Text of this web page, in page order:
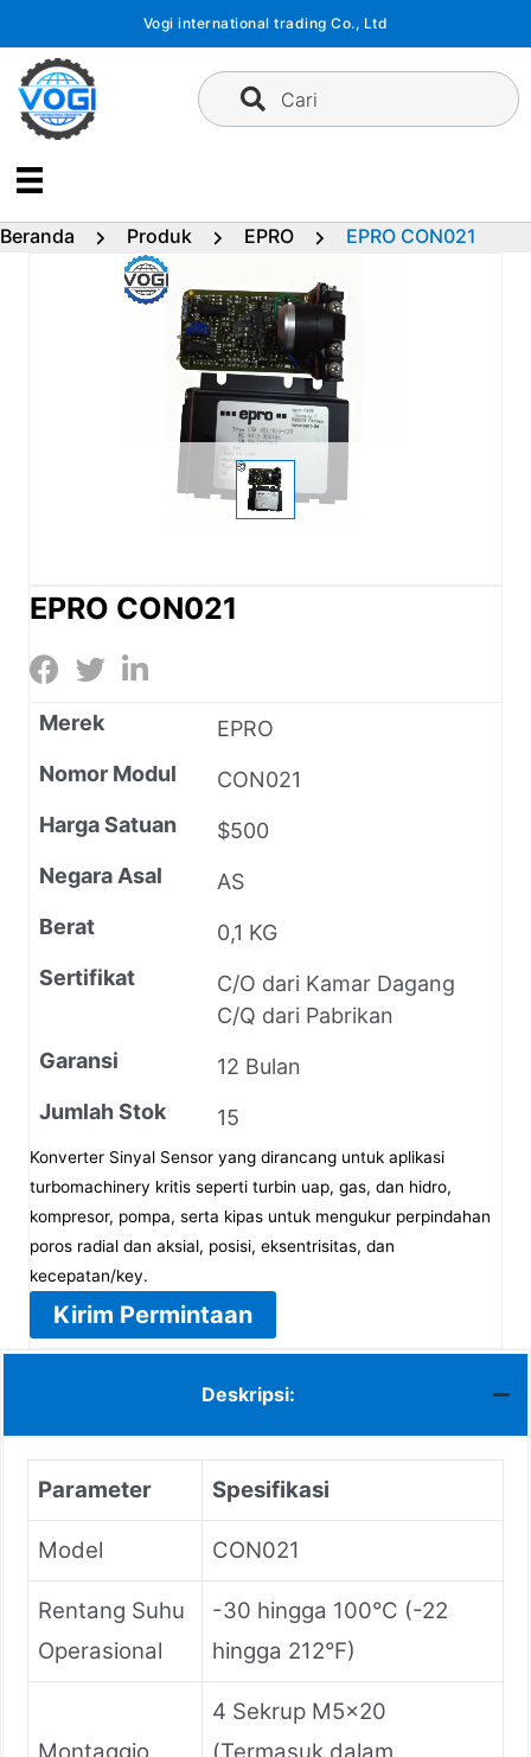
konten
Vogi international trading Co., Ltd
Cari
Beranda Produk EPRO EPRO CON021
EPRO CON021
Merek
EPRO
Nomor Modul
CON021
Harga Satuan
$500
Negara Asal
AS
Berat
0,1 KG
Sertifikat
C/O dari Kamar Dagang
C/Q dari Pabrikan
Garansi
12 Bulan
Jumlah Stok
15
Konverter Sinyal Sensor yang dirancang untuk aplikasi
turbomachinery kritis seperti turbin uap, gas, dan hidro,
kompresor, pompa, serta kipas untuk mengukur perpindahan
poros radial dan aksial, posisi, eksentrisitas, dan
kecepatan/key.
Kirim Permintaan
Deskripsi:
Parameter Spesifikasi
Model CON021
Rentang Suhu
Operasional
-30 hingga 100°C (-22
hingga 212°F)
Montaggio
4 Sekrup M5x20
(Termasuk dalam